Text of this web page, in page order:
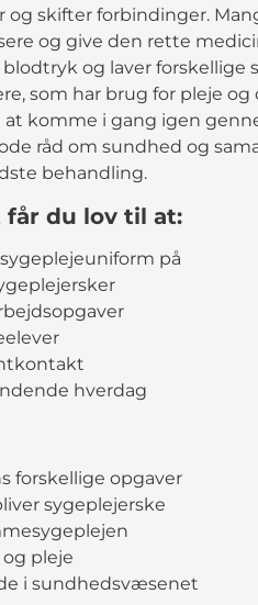
og skifter forbindinger.
og give den rette
blodtryk og laver
som har brug for pleje
komme i gang igen
råd om sundhed og
behandling.
du lov til at:
på
hverdag
forskellige opgaver
sygeplejerske
pleje
i sundhedsvæsenet